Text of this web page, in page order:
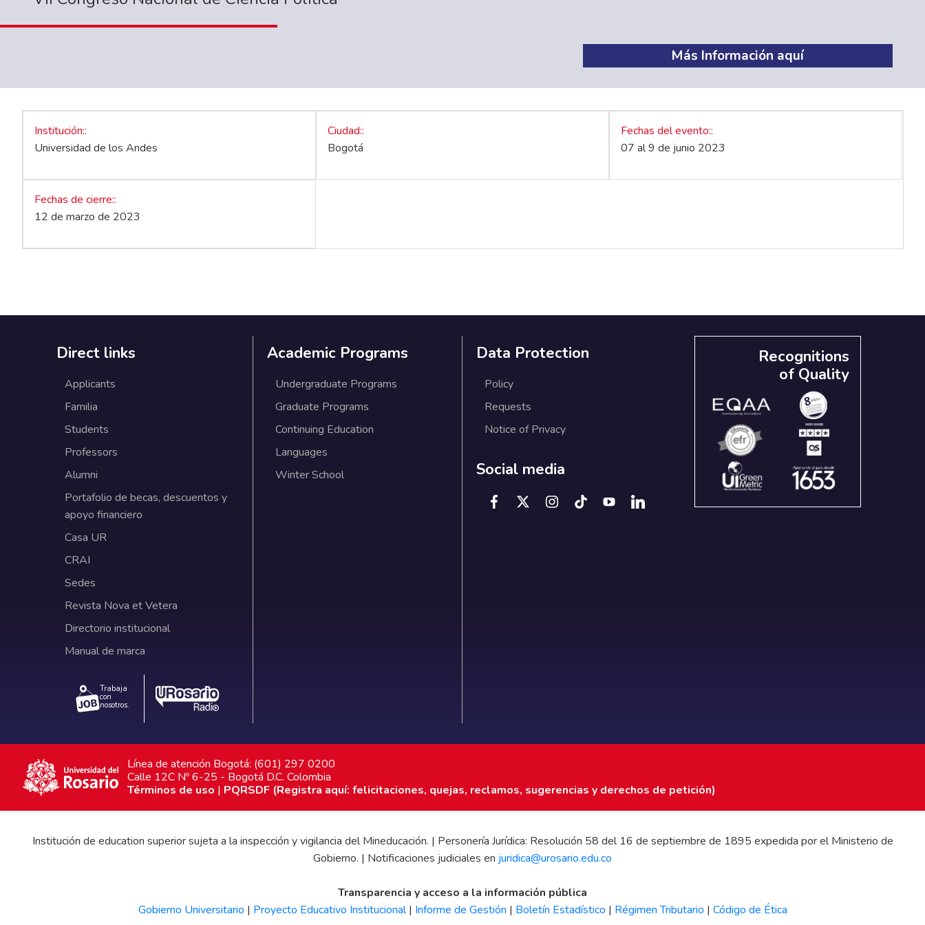
Más Información aquí
Institución:
Universidad de los Andes
Ciudad:
Bogotá
Fechas del evento:
07 al 9 de junio 2023
Fechas de cierre:
12 de marzo de 2023
Direct links
Applicants
Familia
Students
Professors
Alumni
Portafolio de becas, descuentos y
apoyo financiero
Casa UR
CRAI
Sedes
Revista Nova et Vetera
Directorio institucional
Manual de marca
Trabaja
con
nosotros.
Academic Programs
Undergraduate Programs
Graduate Programs
Continuing Education
Languages
Winter School
Data Protection
Policy
Requests
Notice of Privacy
Social media
Recognitions
of Quality
Línea de atención Bogotá: (601) 297 0200
Calle 12C Nº 6-25 - Bogotá D.C. Colombia
Términos de uso | PQRSDF (Registra aquí: felicitaciones, quejas, reclamos, sugerencias y derechos de petición)
Institución de education superior sujeta a la inspección y vigilancia del Mineducación. | Personería Jurídica: Resolución 58 del 16 de septiembre de 1895 expedida por el Ministerio de
Gobierno. | Notificaciones judiciales en juridica@urosario.edu.co
Transparencia y acceso a la información pública
Gobierno Universitario | Proyecto Educativo Institucional| Informe de Gestión | Boletín Estadístico | Régimen Tributario | Código de Ética